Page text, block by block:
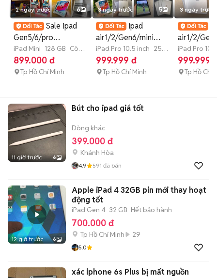
2 ngày trước 6
Sale ipad
Gen5/6/pro
12.9/Air3/Air/Air 2/có
ship
iPad Mini 128 GB Còn
bảo hành
899.000 đ
Tp Hồ Chí Minh
3 ngày trước 5
ipad
air1/2/Gen6/mini
5/ipad pro
10.5&9.7inh có bh
iPad Pro 10.5 inch 256
GB
999.999 đ
Tp Hồ Chí Minh
3 ngày trước
air1/2/
5/ipad pro
iPad Pro
GB Còn
999.999
Tp Hồ Chí
11 giờ trước 6
Bút cho ipad giá tốt
Dòng khác
399.000 đ
Khánh Hòa
4.9 591 đã bán
12 giờ trước 6
Apple iPad 4 32GB pin mới thay hoạt
động tốt
iPad Gen 4 32 GB Hết bảo hành
700.000 đ
Tp Hồ Chí Minh 29
5.0
xác iphone 6s Plus bị mất nguồn